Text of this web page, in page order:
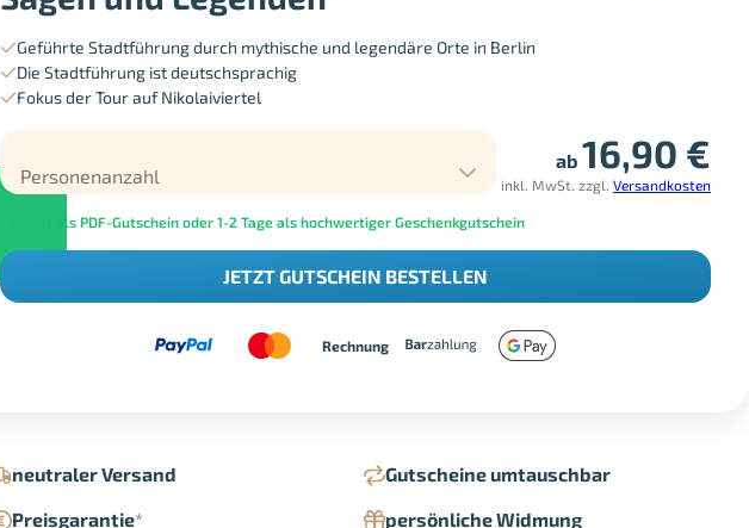
Geführte Stadtführung durch mythische und legendäre Orte in Berlin
Die Stadtführung ist deutschsprachig
Fokus der Tour auf Nikolaiviertel
Personenanzahl
ab 16,90 €
inkl. MwSt. zzgl. Versandkosten
Sofort als PDF-Gutschein oder 1-2 Tage als hochwertiger Geschenkgutschein
JETZT GUTSCHEIN BESTELLEN
Rechnung
neutraler Versand
Gutscheine umtauschbar
Preisgarantie*
persönliche Widmung